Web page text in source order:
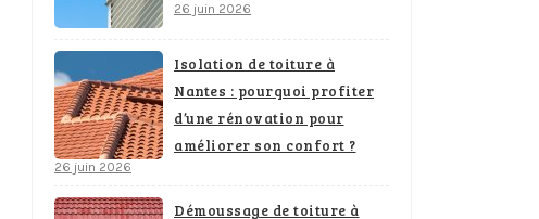
26 juin 2026
Isolation de toiture à
Nantes : pourquoi profiter
d’une rénovation pour
améliorer son confort ?
26 juin 2026
Démoussage de toiture à